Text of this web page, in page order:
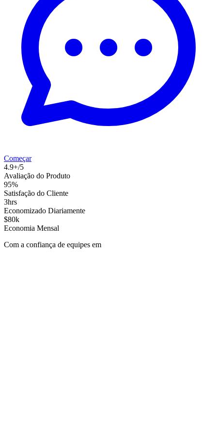
Começar
4.9+/5
Avaliação do Produto
95%
Satisfação do Cliente
3hrs
Economizado Diariamente
$80k
Economia Mensal
Com a confiança de equipes em